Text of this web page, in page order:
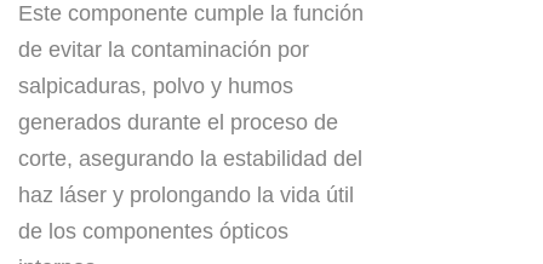
Este componente cumple la función
de evitar la contaminación por
salpicaduras, polvo y humos
generados durante el proceso de
corte, asegurando la estabilidad del
haz láser y prolongando la vida útil
de los componentes ópticos